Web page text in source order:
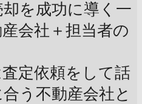
を成功に導く一
会社＋担当者の
定依頼をして話
う不動産会社と